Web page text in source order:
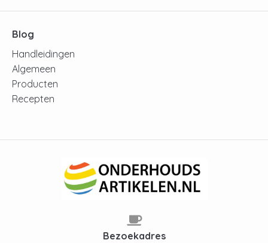
Blog
Handleidingen
Algemeen
Producten
Recepten
Bezoekadres